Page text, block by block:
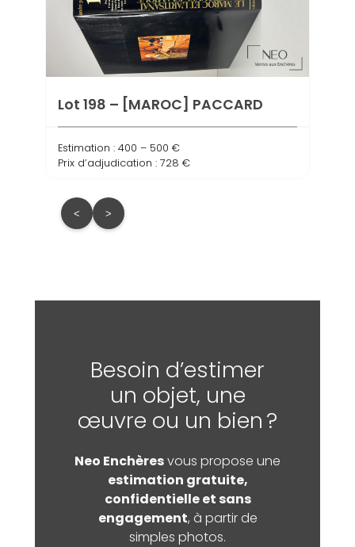
Lot 198 – [MAROC] PACCARD
Estimation : 400 – 500 €
Prix d’adjudication : 728 €
< >
Besoin d’estimer
un objet, une
œuvre ou un bien ?
Neo Enchèresvous propose une
estimation gratuite,
confidentielle et sans
engagement, à partir de
simples photos.